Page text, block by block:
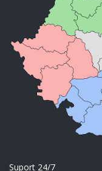
Suport 24/7